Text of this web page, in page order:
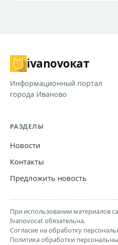
ivanovoкат
Информационный портал
города Иваново
РАЗДЕЛЫ
Новости
Контакты
Предложить новость
При использовании материалов
Ivanovocat обязательна.
Согласие на обработку
Политика обработки